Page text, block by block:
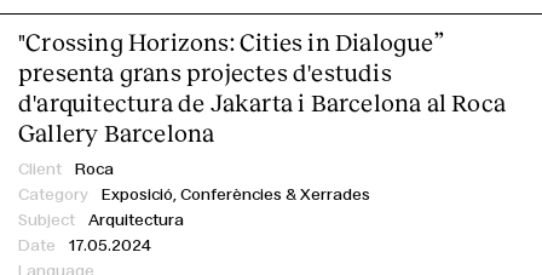
JPAM
Labóh
LAMÁQUINA by Noumena
Marcela Grassi Photography
"Crossing Horizons: Cities in Dialogue”
presenta grans projectes d'estudis
d'arquitectura de Jakarta i Barcelona al Roca
Gallery Barcelona
Roca
Exposició, Conferències & Xerrades
Arquitectura
17.05.2024